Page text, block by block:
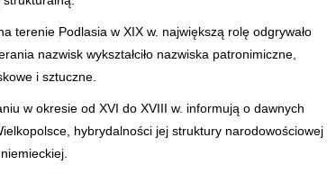
terenie Podlasia w XIX w. największą rolę odgrywało
nazwisk wykształciło nazwiska patronimiczne,
i sztuczne.
w okresie od XVI do XVIII w. informują o dawnych
hybrydalności jej struktury narodowościowej